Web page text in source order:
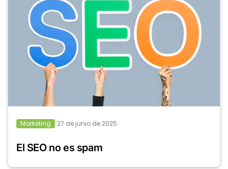
Marketing 27 de junio de 2025
El SEO no es spam